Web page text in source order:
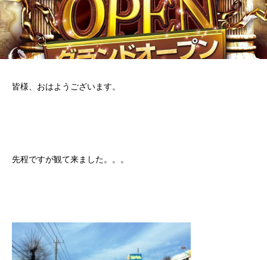
皆様、おはようございます。
先程ですが観て来ました。。。